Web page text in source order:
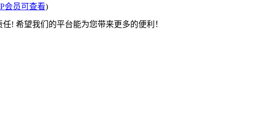
会员可查看)
! 希望我们的平台能为您带来更多的便利！